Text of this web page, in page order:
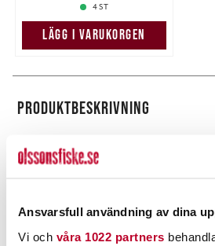
Ansvarsfull användning av dina
Vi och våra 1022 partners
4 ST
LÄGG I VARUKORGEN
PRODUKTBESKRIVNING
POPULÄRT JUST NU